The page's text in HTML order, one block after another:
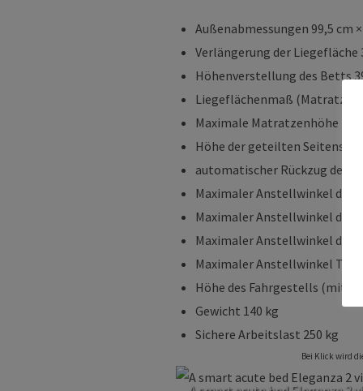
Außenabmessungen 99,5 cm
Verlängerung der Liegefläche
Höhenverstellung des Betts
Liegeflächenmaß (Matratze)
Maximale Matratzenhöhe 18
Höhe der geteilten
automatischer Rückzug der
Maximaler Anstellwinkel der
Maximaler Anstellwinkel der
Maximaler Anstellwinkel der
Maximaler Anstellwinkel
Höhe des Fahrgestells (mit
Gewicht 140 kg
Sichere Arbeitslast 250 kg
Bei Klick wird